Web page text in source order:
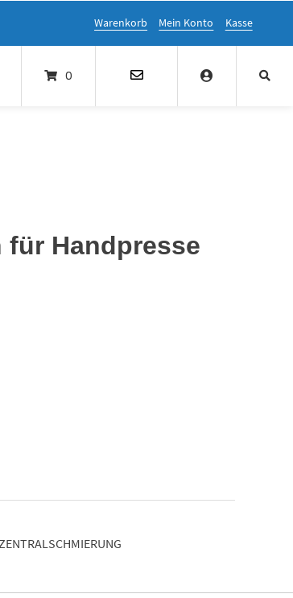
Warenkorb Mein Konto Kasse
0
Handpresse